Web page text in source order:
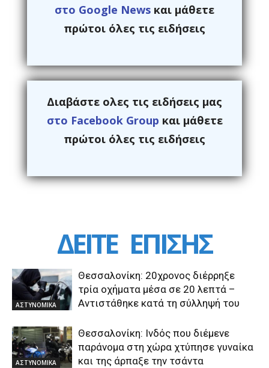
στο Google News και μάθετε
πρώτοι όλες τις ειδήσεις
Διαβάστε ολες τις ειδήσεις μας
στο Facebook Group και μάθετε
πρώτοι όλες τις ειδήσεις
ΔΕΙΤΕ ΕΠΙΣΗΣ
ΑΣΤΥΝΟΜΙΚΑ
Θεσσαλονίκη: 20χρονος διέρρηξε
τρία οχήματα μέσα σε 20 λεπτά –
Αντιστάθηκε κατά τη σύλληψή του
ΑΣΤΥΝΟΜΙΚΑ
Θεσσαλονίκη: Ινδός που διέμενε
παράνομα στη χώρα χτύπησε γυναίκα
και της άρπαξε την τσάντα